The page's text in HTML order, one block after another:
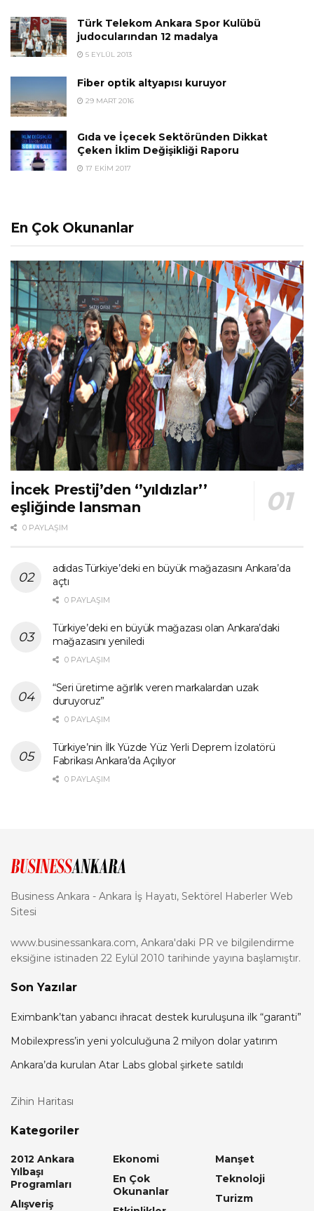
Türk Telekom Ankara Spor Kulübü
judocularından 12 madalya
5 EYLÜL 2013
Fiber optik altyapısı kuruyor
29 MART 2016
Gıda ve İçecek Sektöründen Dikkat
Çeken İklim Değişikliği Raporu
17 EKIM 2017
En Çok Okunanlar
İncek Prestij’den ‘’yıldızlar’’
eşliğinde lansman
0 PAYLAŞIM
adidas Türkiye’deki en büyük mağazasını Ankara’da
açtı
0 PAYLAŞIM
Türkiye’deki en büyük mağazası olan Ankara’daki
mağazasını yeniledi
0 PAYLAŞIM
“Seri üretime ağırlık veren markalardan uzak
duruyoruz”
0 PAYLAŞIM
Türkiye’nin İlk Yüzde Yüz Yerli Deprem İzolatörü
Fabrikası Ankara’da Açılıyor
0 PAYLAŞIM
Business Ankara - Ankara İş Hayatı, Sektörel Haberler Web
Sitesi
www.businessankara.com, Ankara'daki PR ve bilgilendirme
eksiğine istinaden 22 Eylül 2010 tarihinde yayına başlamıştır.
Son Yazılar
Eximbank’tan yabancı ihracat destek kuruluşuna ilk “garanti”
Mobilexpress’in yeni yolculuğuna 2 milyon dolar yatırım
Ankara’da kurulan Atar Labs global şirkete satıldı
Zihin Haritası
Kategoriler
2012 Ankara
Yılbaşı
Programları
Alışveriş
Ekonomi
En Çok
Okunanlar
Manşet
Teknoloji
Turizm